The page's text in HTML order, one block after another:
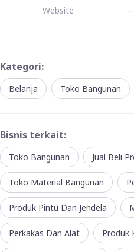
Website
--
Kategori:
Belanja Toko Bangunan
Bisnis terkait:
Toko Bangunan Jual Beli
Toko Material Bangunan
Produk Pintu Dan Jendela
Perkakas Dan Alat Produk